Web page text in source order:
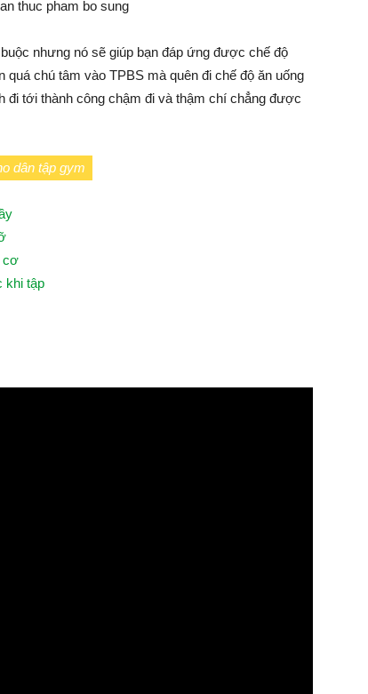
nhưng nó sẽ giúp bạn đáp ứng được chế độ
chú tâm vào TPBS mà quên đi chế độ ăn uống
tới thành công chậm đi và thậm chí chẳng được
dân tập gym
cơ
khi tập